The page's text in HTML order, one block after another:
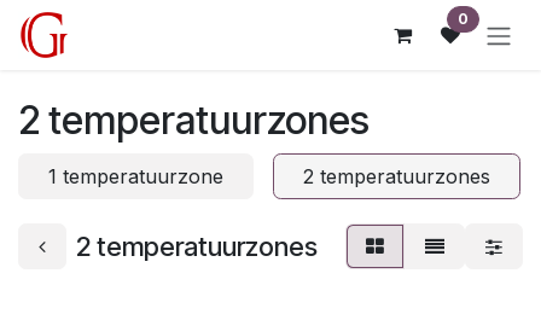
Overslaan naar inhoud 0
2 temperatuurzones
1 temperatuurzone 2 temperatuurzones
2 temperatuurzones